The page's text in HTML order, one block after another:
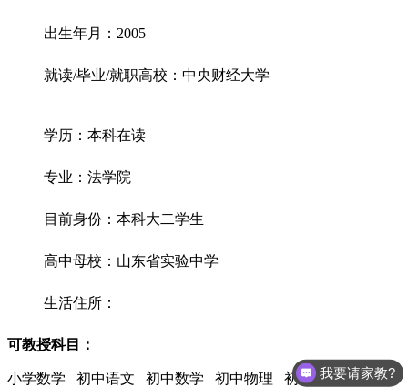
出生年月：2005
就读/毕业/就职高校：中央财经大学
学历：本科在读
专业：法学院
目前身份：本科大二学生
高中母校：山东省实验中学
生活住所：
可教授科目：
小学数学 初中语文 初中数学 初中物理 初中化学 高中物
我要请家教?